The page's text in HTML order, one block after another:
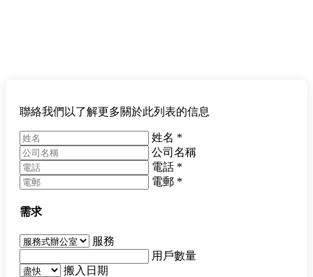
聯絡我們以了解更多關於此列表的信息
姓名 *
公司名稱
電話 *
電郵 *
需求
服務
用戶數量
搬入日期